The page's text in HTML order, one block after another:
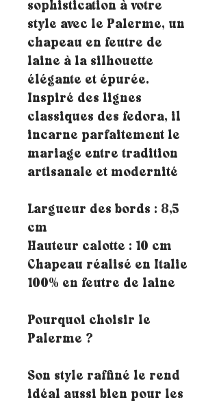
sophistication à votre
style avec le Palerme, un
chapeau en feutre de
laine à la silhouette
élégante et épurée.
Inspiré des lignes
classiques des fedora, il
incarne parfaitement le
mariage entre tradition
artisanale et modernité
Largueur des bords : 8,5
cm
Hauteur calotte : 10 cm
Chapeau réalisé en Italie
100% en feutre de laine
Pourquoi choisir le
Palerme ?
Son style raffiné le rend
idéal aussi bien pour les